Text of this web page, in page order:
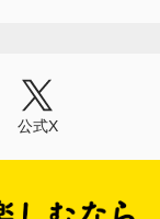
公式X